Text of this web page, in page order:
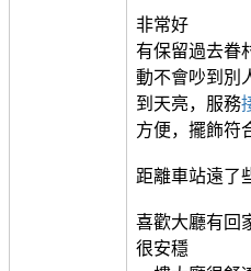
非常好
有保留過去眷
動不會吵到別
到天亮，服務
方便，擺飾符
距離車站遠了
喜歡大廳有回
很安穩